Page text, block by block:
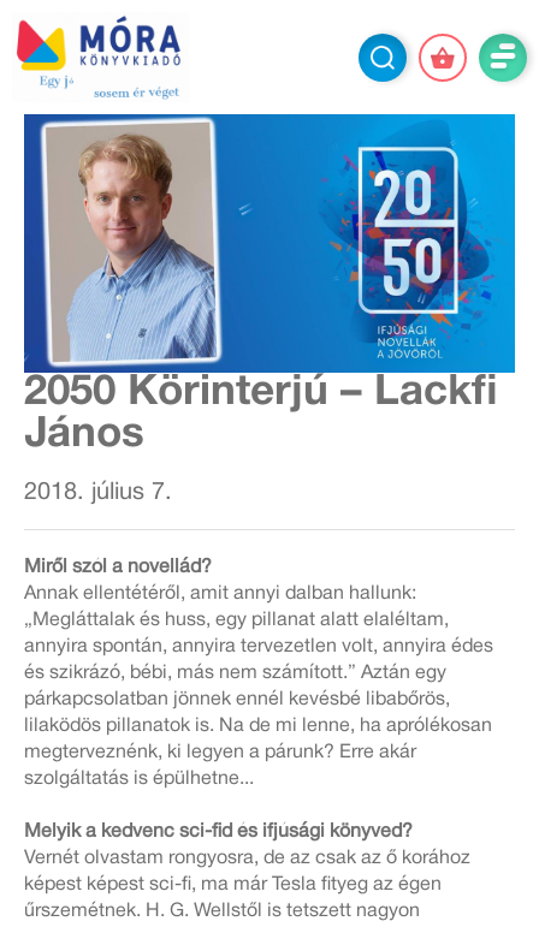
2050 Körinterjú – Lackfi
János
2018. július 7.
Miről szól a novellád?
Annak ellentétéről, amit annyi dalban hallunk:
„Megláttalak és huss, egy pillanat alatt elaléltam,
annyira spontán, annyira tervezetlen volt, annyira édes
és szikrázó, bébi, más nem számított.” Aztán egy
párkapcsolatban jönnek ennél kevésbé libabőrös,
lilaködös pillanatok is. Na de mi lenne, ha aprólékosan
megterveznénk, ki legyen a párunk? Erre akár
szolgáltatás is épülhetne...
Melyik a kedvenc sci-fid és ifjúsági könyved?
Vernét olvastam rongyosra, de az csak az ő korához
képest képest sci-fi, ma már Tesla fityeg az égen
űrszemétnek. H. G. Wellstől is tetszett nagyon